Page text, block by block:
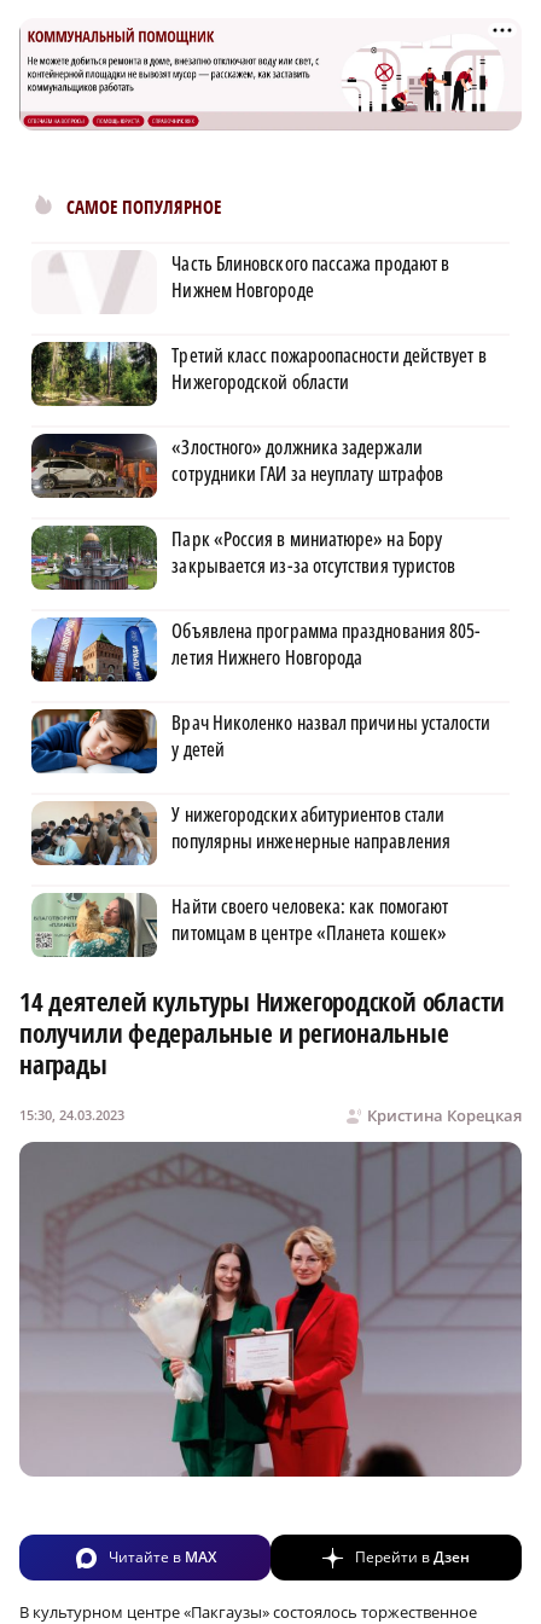
САМОЕ ПОПУЛЯРНОЕ
Часть Блиновского пассажа продают в
Нижнем Новгороде
Третий класс пожароопасности действует в
Нижегородской области
«Злостного» должника задержали
сотрудники ГАИ за неуплату штрафов
Парк «Россия в миниатюре» на Бору
закрывается из-за отсутствия туристов
Объявлена программа празднования 805-
летия Нижнего Новгорода
Врач Николенко назвал причины усталости
у детей
У нижегородских абитуриентов стали
популярны инженерные направления
Найти своего человека: как помогают
питомцам в центре «Планета кошек»
14 деятелей культуры Нижегородской области
получили федеральные и региональные
награды
Кристина Корецкая
15:30, 24.03.2023
Читайте в MAX Перейти вДзен
В культурном центре «Пакгаузы» состоялось торжественное